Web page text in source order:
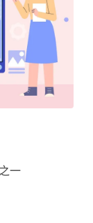
一